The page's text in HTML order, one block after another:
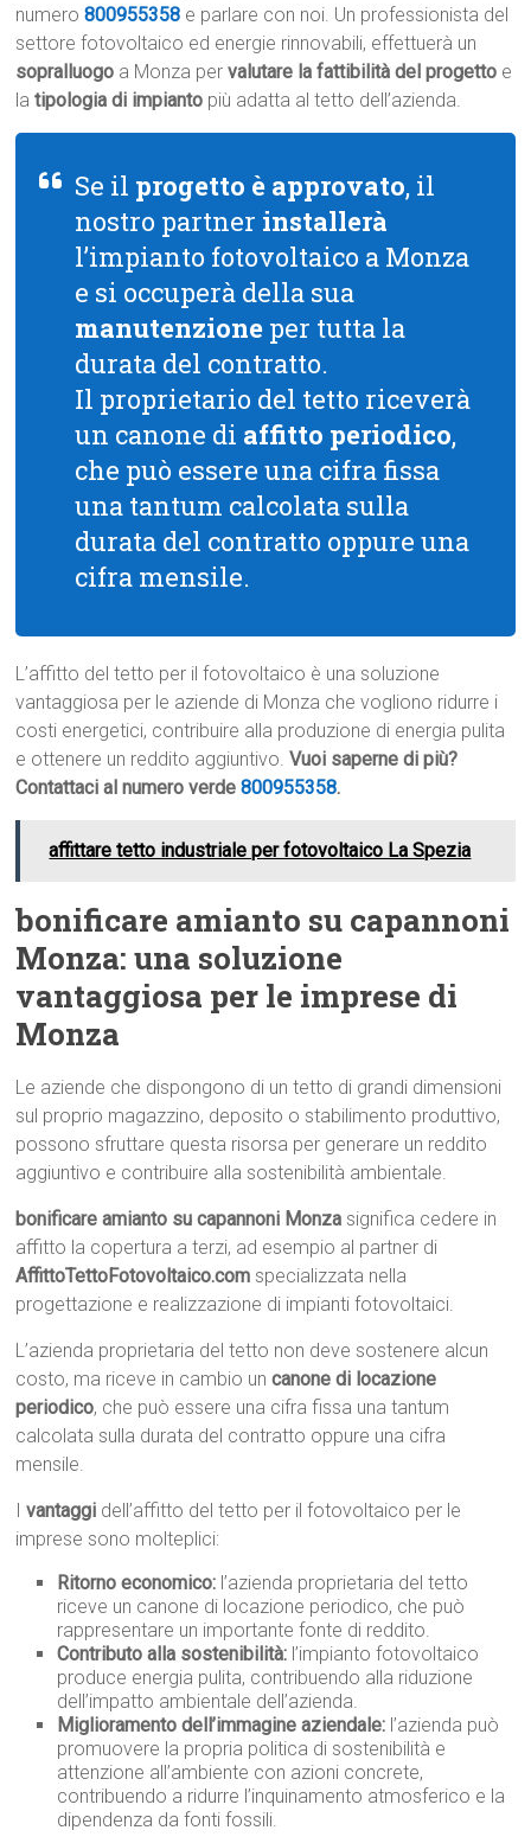
numero800955358 e parlare con noi. Un professionista del
settore fotovoltaico ed energie rinnovabili, effettuerà un
sopralluogo a Monza pervalutare la fattibilità del progetto e
latipologia di impianto più adatta al tetto dell’azienda.
Se il progetto è approvato, il
nostro partner installerà
l’impianto fotovoltaico a Monza
e si occuperà della sua
manutenzione per tutta la
durata del contratto.
Il proprietario del tetto riceverà
un canone di affitto periodico,
che può essere una cifra fissa
una tantum calcolata sulla
durata del contratto oppure una
cifra mensile.
L’affitto del tetto per il fotovoltaico è una soluzione
vantaggiosa per le aziende di Monza che vogliono ridurre i
costi energetici, contribuire alla produzione di energia pulita
e ottenere un reddito aggiuntivo.Vuoi saperne di più?
Contattaci al numero verde800955358.
affittare tetto industriale per fotovoltaico La Spezia
bonificare amianto su capannoni
Monza: una soluzione
vantaggiosa per le imprese di
Monza
Le aziende che dispongono di un tetto di grandi dimensioni
sul proprio magazzino, deposito o stabilimento produttivo,
possono sfruttare questa risorsa per generare un reddito
aggiuntivo e contribuire alla sostenibilità ambientale.
bonificare amianto su capannoni Monza significa cedere in
affitto la copertura a terzi, ad esempio al partner di
AffittoTettoFotovoltaico.com specializzata nella
progettazione e realizzazione di impianti fotovoltaici.
L’azienda proprietaria del tetto non deve sostenere alcun
costo, ma riceve in cambio uncanone di locazione
periodico, che può essere una cifra fissa una tantum
calcolata sulla durata del contratto oppure una cifra
mensile.
Ivantaggi dell’affitto del tetto per il fotovoltaico per le
imprese sono molteplici:
Ritorno economico: l’azienda proprietaria del tetto
riceve un canone di locazione periodico, che può
rappresentare un importante fonte di reddito.
Contributo alla sostenibilità: l’impianto fotovoltaico
produce energia pulita, contribuendo alla riduzione
dell’impatto ambientale dell’azienda.
Miglioramento dell’immagine aziendale: l’azienda può
promuovere la propria politica di sostenibilità e
attenzione all’ambiente con azioni concrete,
contribuendo a ridurre l’inquinamento atmosferico e la
dipendenza da fonti fossili.